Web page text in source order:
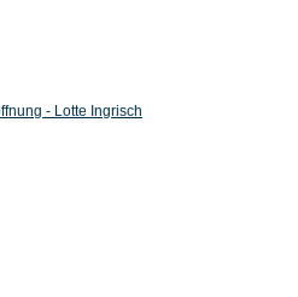
- Lotte Ingrisch